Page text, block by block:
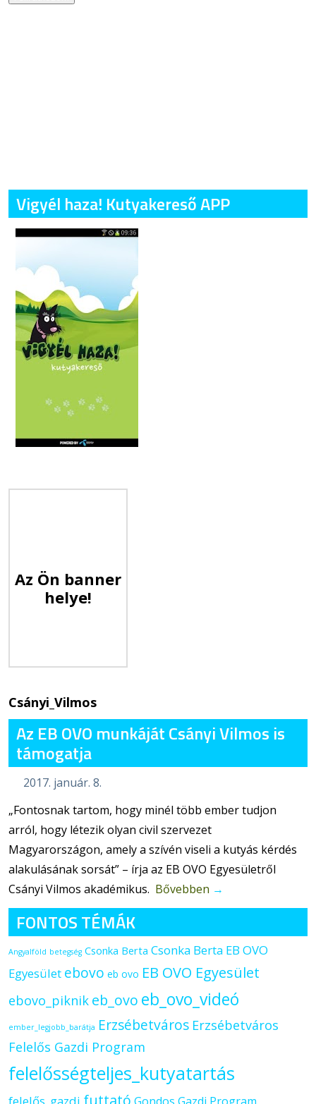
Vigyél haza! Kutyakereső APP
Az Ön banner
helye!
Csányi_Vilmos
Az EB OVO munkáját Csányi Vilmos is
támogatja
2017. január. 8.
„Fontosnak tartom, hogy minél több ember tudjon
arról, hogy létezik olyan civil szervezet
Magyarországon, amely a szívén viseli a kutyás kérdés
alakulásának sorsát” – írja az EB OVO Egyesületről
Csányi Vilmos akadémikus. Bővebben →
FONTOS TÉMÁK
Angyalföld betegség Csonka Berta Csonka Berta EB OVO
Egyesület ebovo eb ovo EB OVO Egyesület
ebovo_piknik eb_ovo eb_ovo_videó
ember_legjobb_barátja Erzsébetváros Erzsébetváros
Felelős Gazdi Program
felelősségteljes_kutyatartás